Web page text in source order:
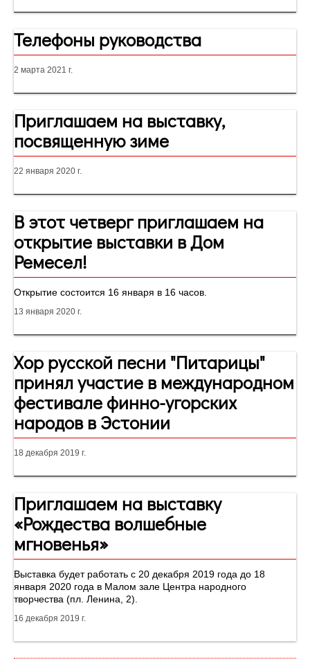
Телефоны руководства
2 марта 2021 г.
Приглашаем на выставку,
посвященную зиме
22 января 2020 г.
В этот четверг приглашаем на
открытие выставки в Дом
Ремесел!
Открытие состоится 16 января в 16 часов.
13 января 2020 г.
Хор русской песни "Питарицы"
принял участие в международном
фестивале финно-угорских
народов в Эстонии
18 декабря 2019 г.
Приглашаем на выставку
«Рождества волшебные
мгновенья»
Выставка будет работать с 20 декабря 2019 года до 18
января 2020 года в Малом зале Центра народного
творчества (пл. Ленина, 2).
16 декабря 2019 г.